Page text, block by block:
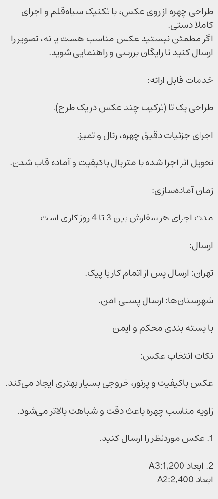
طراحی چهره از روی عکس، با تکنیک سیاه‌قلم و اجرای
کاملا دستی.
اگر مطمئن نیستید عکس مناسب هست یا نه، تصویر را
ارسال کنید تا رایگان بررسی و راهنمایی شوید.
خدمات قابل ارائه:
طراحی یک تا (ترکیب چند عکس در یک طرح).
اجرای جزئیات دقیق چهره، رئال و تمیز.
تحویل اثر اجرا شده با متریال باکیفیت و آماده قاب شدن.
زمان آماده‌سازی:
مدت اجرای هر سفارش بین 3 تا 4 روز کاری است.
ارسال:
تهران: ارسال پس از اتمام کار با پیک.
شهرستان‌ها: ارسال پستی امن.
با بسته بندی محکم و ایمن
نکات انتخاب عکس:
عکس باکیفیت و پرنور، خروجی بسیار بهتری ایجاد می‌کند.
زاویه مناسب چهره باعث دقت و شباهت بالاتر می‌شود.
1. عکس موردنظر را ارسال کنید.
2. ابعاد A3:1,200
ابعاد A2:2,400